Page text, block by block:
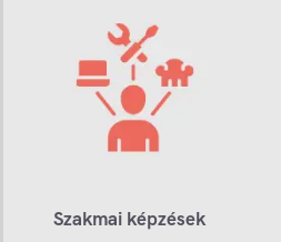
Szakmai képzések